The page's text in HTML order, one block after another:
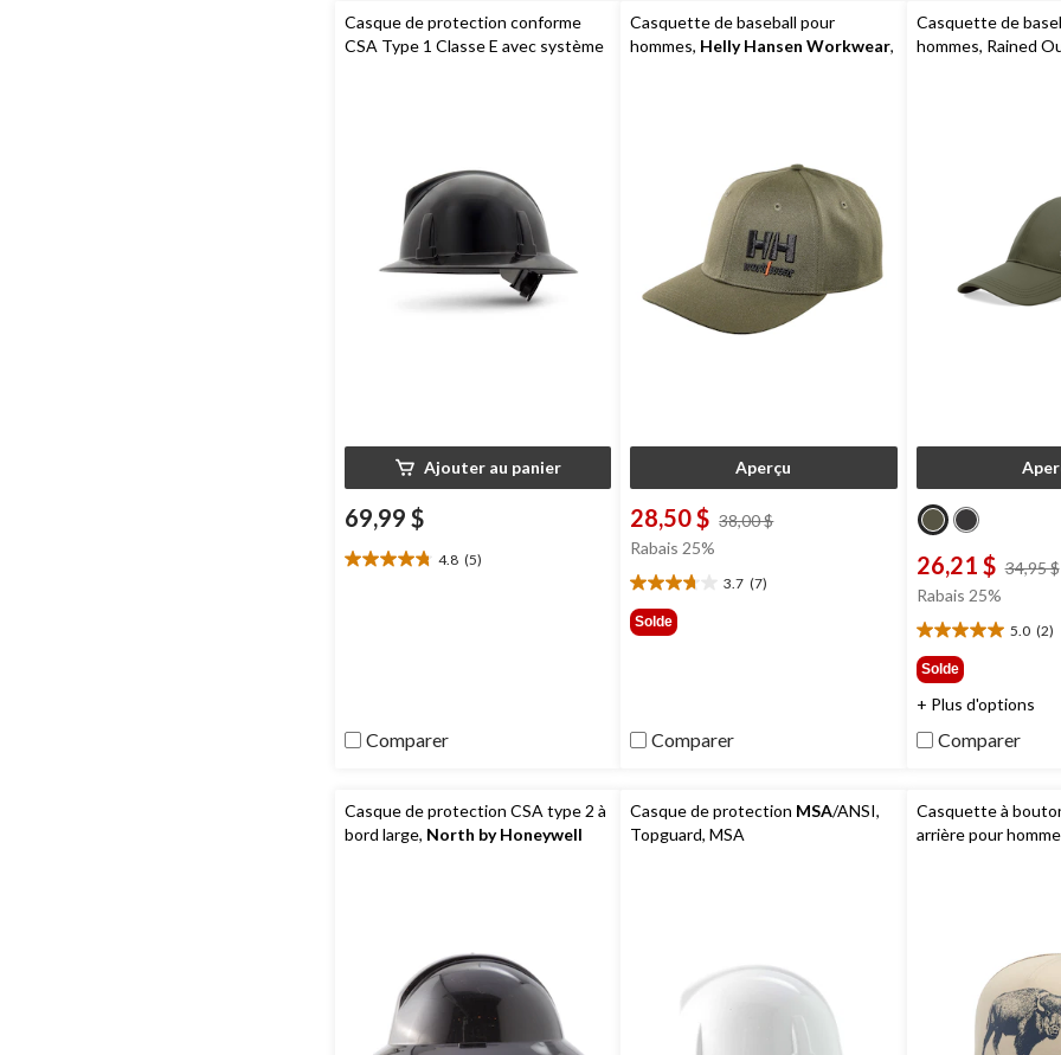
Casque de protection conforme
CSA Type 1 Classe E avec système
Ajouter au panier
69,99 $
4.8 (5)
4.8
Comparer
Casquette de baseball pour
hommes, Helly Hansen Workwear,
Aperçu
28,50 $ 38,00 $
Rabais 25%
3.7 (7)
3.7
étoile(s)
sur
Solde
Comparer
Casquette de
hommes, Rained
26,21 $ 34,95 $
Rabais 25%
5.0 (2)
5.0
étoile(s)
sur
5.
2
évaluations
Solde
+ Plus d'options
Comparer
Casque de protection CSA type 2 à
bord large, North by Honeywell
Casque de protection MSA/ANSI,
Topguard, MSA
Casquette à
arrière pour